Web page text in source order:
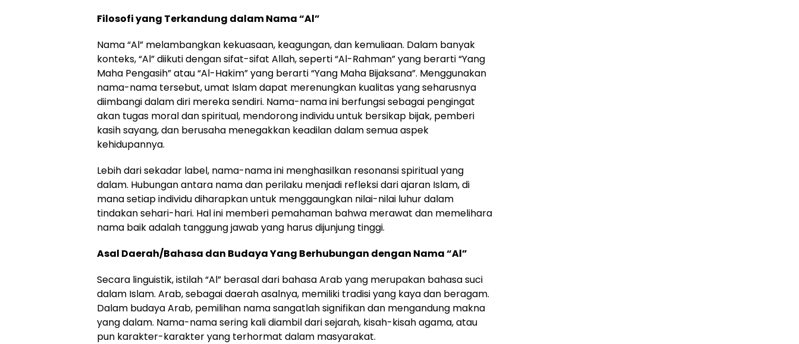
Filosofi yang Terkandung dalam Nama “Al”
Nama “Al” melambangkan kekuasaan, keagungan, dan kemuliaan. Dalam banyak
konteks, “Al” diikuti dengan sifat-sifat Allah, seperti “Al-Rahman” yang berarti “Yang
Maha Pengasih” atau “Al-Hakim” yang berarti “Yang Maha Bijaksana”. Menggunakan
nama-nama tersebut, umat Islam dapat merenungkan kualitas yang seharusnya
diimbangi dalam diri mereka sendiri. Nama-nama ini berfungsi sebagai pengingat
akan tugas moral dan spiritual, mendorong individu untuk bersikap bijak, pemberi
kasih sayang, dan berusaha menegakkan keadilan dalam semua aspek
kehidupannya.
Lebih dari sekadar label, nama-nama ini menghasilkan resonansi spiritual yang
dalam. Hubungan antara nama dan perilaku menjadi refleksi dari ajaran Islam, di
mana setiap individu diharapkan untuk menggaungkan nilai-nilai luhur dalam
tindakan sehari-hari. Hal ini memberi pemahaman bahwa merawat dan memelihara
nama baik adalah tanggung jawab yang harus dijunjung tinggi.
Asal Daerah/Bahasa dan Budaya Yang Berhubungan dengan Nama “Al”
Secara linguistik, istilah “Al” berasal dari bahasa Arab yang merupakan bahasa suci
dalam Islam. Arab, sebagai daerah asalnya, memiliki tradisi yang kaya dan beragam.
Dalam budaya Arab, pemilihan nama sangatlah signifikan dan mengandung makna
yang dalam. Nama-nama sering kali diambil dari sejarah, kisah-kisah agama, atau
pun karakter-karakter yang terhormat dalam masyarakat.